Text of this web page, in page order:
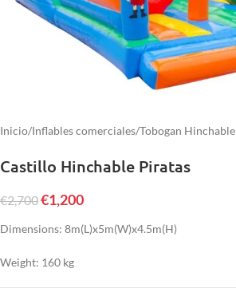
Inicio/Inflables comerciales/Tobogan Hinchable
Castillo Hinchable Piratas
€2,700€1,200
Dimensions: 8m(L)x5m(W)x4.5m(H)
Weight: 160 kg